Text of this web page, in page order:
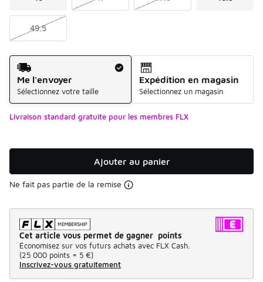
49.5
Mode d'expédition
Me l'envoyer
Sélectionnez votre taille
Expédition en magasin
Sélectionnez un magasin
Livraison standard gratuite pour les membres FLX
Ajouter au panier
Ne fait pas partie de la remise
Cet article vous permet de gagner points
Économisez sur vos futurs achats avec FLX Cash.
(25 000 points = 5 €)
Inscrivez-vous gratuitement